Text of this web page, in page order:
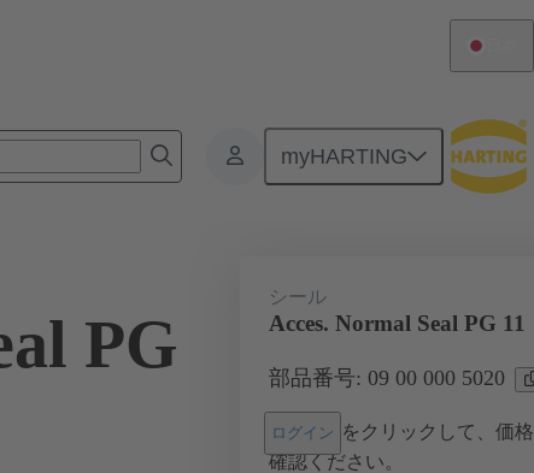
myHARTING
ケーブルグランド 09 00 000 5020
PG
シール
Acces. Normal Seal PG 11
部品番号: 09 00 000 5020
ログイン をクリックして、価
確認ください。